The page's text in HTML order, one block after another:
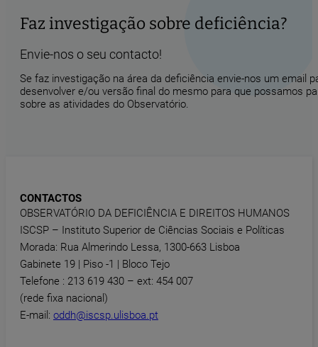
Faz investigação sobre deficiência?
Envie-nos o seu contacto!
Se faz investigação na área da deficiência envie-nos um
desenvolver e/ou versão final do mesmo para que possamos
sobre as atividades do Observatório.
CONTACTOS
OBSERVATÓRIO DA DEFICIÊNCIA E DIREITOS HUMANOS
ISCSP – Instituto Superior de Ciências Sociais e Políticas
Morada: Rua Almerindo Lessa, 1300-663 Lisboa
Gabinete 19 | Piso -1 | Bloco Tejo
Telefone : 213 619 430 – ext: 454 007
(rede fixa nacional)
E-mail: oddh@iscsp.ulisboa.pt